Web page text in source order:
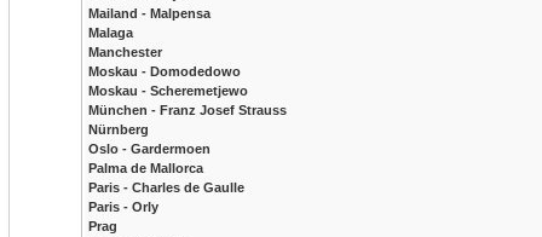
Mailand - Malpensa
Malaga
Manchester
Moskau - Domodedowo
Moskau - Scheremetjewo
München - Franz Josef Strauss
Nürnberg
Oslo - Gardermoen
Palma de Mallorca
Paris - Charles de Gaulle
Paris - Orly
Prag